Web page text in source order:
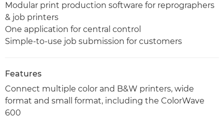
Modular print production software for reprographers
& job printers
One application for central control
Simple-to-use job submission for customers
Features
Connect multiple color and B&W printers, wide
format and small format, including the ColorWave
600